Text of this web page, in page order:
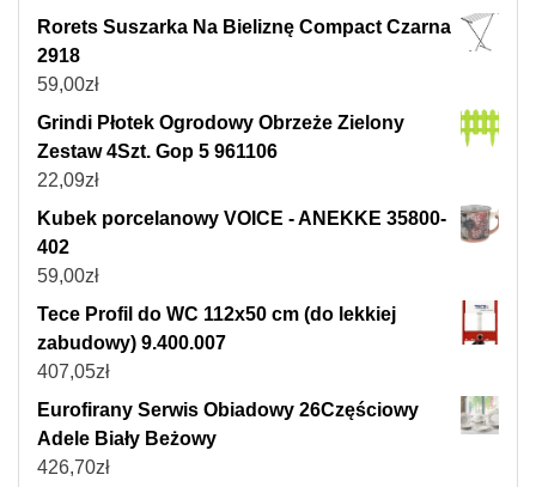
Rorets Suszarka Na Bieliznę Compact Czarna
2918
59,00zł
Grindi Płotek Ogrodowy Obrzeże Zielony
Zestaw 4Szt. Gop 5 961106
22,09zł
Kubek porcelanowy VOICE - ANEKKE 35800-
402
59,00zł
Tece Profil do WC 112x50 cm (do lekkiej
zabudowy) 9.400.007
407,05zł
Eurofirany Serwis Obiadowy 26Częściowy
Adele Biały Beżowy
426,70zł